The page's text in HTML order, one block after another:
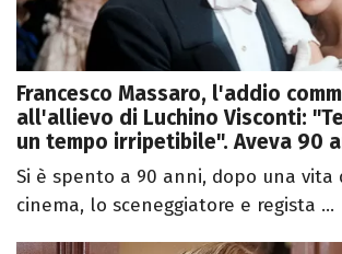
Francesco Massaro, l'addio
all'allievo di Luchino Visconti:
un tempo irripetibile". Aveva 90
Si è spento a 90 anni, dopo una vita
cinema, lo sceneggiatore e regista ...